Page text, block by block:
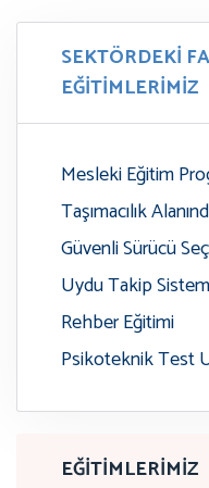
SEKTÖRDEKİ
EĞİTİMLERİMİZ
Mesleki Eğitim
Taşımacılık
Güvenli Sürücü
Uydu Takip
Rehber Eğitimi
Psikoteknik Test
EĞİTİMLERİMİZ